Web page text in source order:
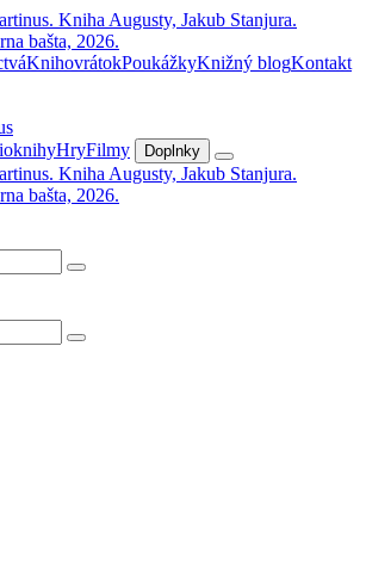
KnihovrátokPoukážkyKnižný blogKontakt
HryFilmy Doplnky